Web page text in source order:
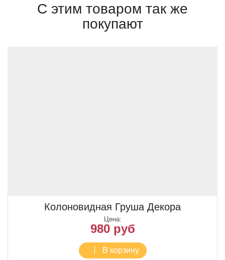
С этим товаром так же
покупают
Колоновидная Груша Декора
Цена:
980 руб
В корзину